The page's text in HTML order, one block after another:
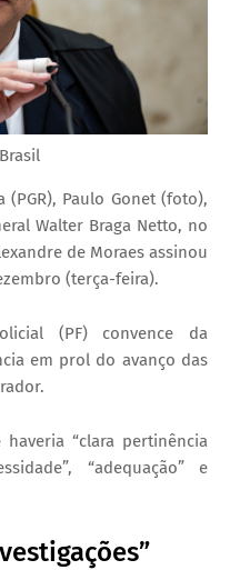
Paulo Gonet (foto),
Walter Braga Netto, no
de Moraes assinou
(terça-feira).
(PF) convence da
em prol do avanço das
“clara pertinência
“adequação” e